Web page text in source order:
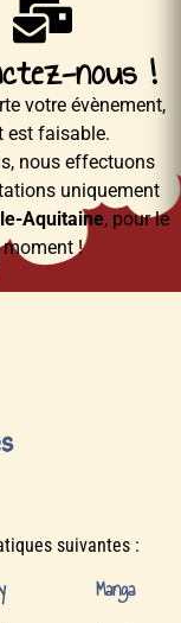
nous !
votre évènement,
est faisable.
nous effectuons
uniquement
Aquitaine, pour le
moment !
suivantes :
Manga